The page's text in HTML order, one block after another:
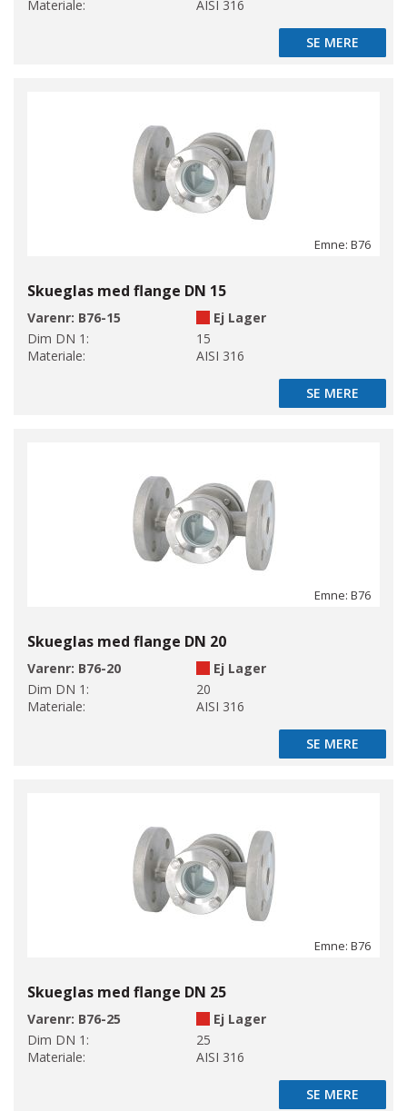
Materiale: AISI 316
SE MERE
SE MERE
Emne: B76
Skueglas med flange DN 15
Varenr: B76-15
Ej Lager
Dim DN 1:
15
Materiale:
AISI 316
SE MERE
SE MERE
Emne: B76
Skueglas med flange DN 20
Varenr: B76-20
Ej Lager
Dim DN 1:
20
Materiale:
AISI 316
SE MERE
SE MERE
Emne: B76
Skueglas med flange DN 25
Varenr: B76-25
Ej Lager
Dim DN 1:
25
Materiale:
AISI 316
SE MERE
SE MERE